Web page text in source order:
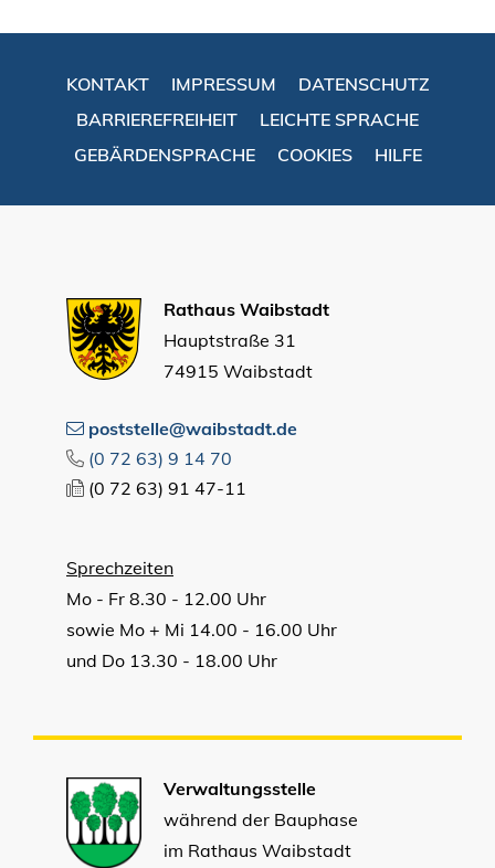
KONTAKT IMPRESSUM
DATENSCHUTZ
BARRIEREFREIHEIT
LEICHTE SPRACHE
GEBÄRDENSPRACHE
COOKIES HILFE
Rathaus Waibstadt
Hauptstraße 31
74915 Waibstadt
poststelle@waibstadt.de
(0 72 63) 9 14 70
(0 72 63) 91 47-11
Sprechzeiten
Mo - Fr 8.30 - 12.00 Uhr
sowie Mo + Mi 14.00 - 16.00 Uhr
und Do 13.30 - 18.00 Uhr
Verwaltungsstelle
während der Bauphase
im Rathaus Waibstadt